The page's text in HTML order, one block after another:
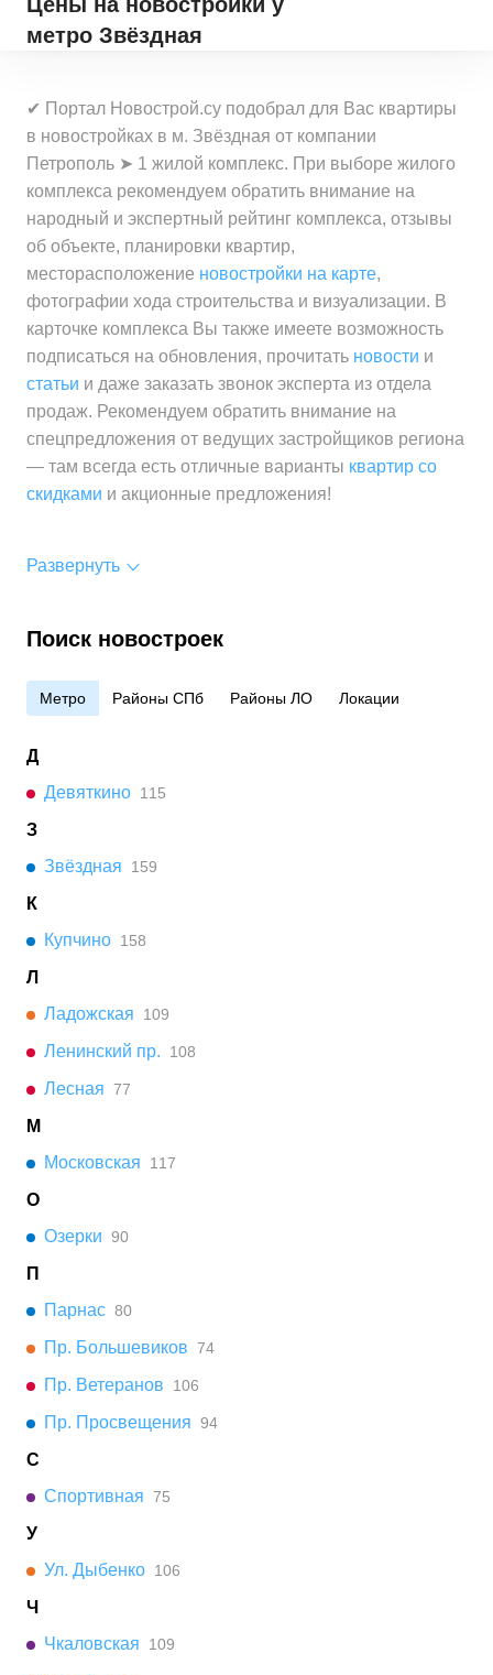
метро Звёздная
✔ Портал Новострой.су подобрал для Вас квартиры
в новостройках в м. Звёздная от компании
Петрополь ➤ 1 жилой комплекс. При выборе жилого
комплекса рекомендуем обратить внимание на
народный и экспертный рейтинг комплекса, отзывы
об объекте, планировки квартир,
месторасположение новостройки на карте,
фотографии хода строительства и визуализации. В
карточке комплекса Вы также имеете возможность
подписаться на обновления, прочитать новости и
статьи и даже заказать звонок эксперта из отдела
продаж. Рекомендуем обратить внимание на
спецпредложения от ведущих застройщиков региона
— там всегда есть отличные варианты квартир со
скидками и акционные предложения!
Развернуть
Поиск новостроек
Метро Районы СПб Районы ЛО Локации
Д
Девяткино 115
З
Звёздная
159
К
Купчино 158
Л
Ладожская
109
Ленинский пр. 108
Лесная 77
М
Московская
117
О
Озерки 90
П
Парнас 80
Пр. Большевиков 74
Пр. Ветеранов 106
Пр. Просвещения 94
С
Спортивная 75
У
Ул. Дыбенко 106
Ч
Чкаловская
109